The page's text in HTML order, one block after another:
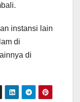
instansi lain
di
di